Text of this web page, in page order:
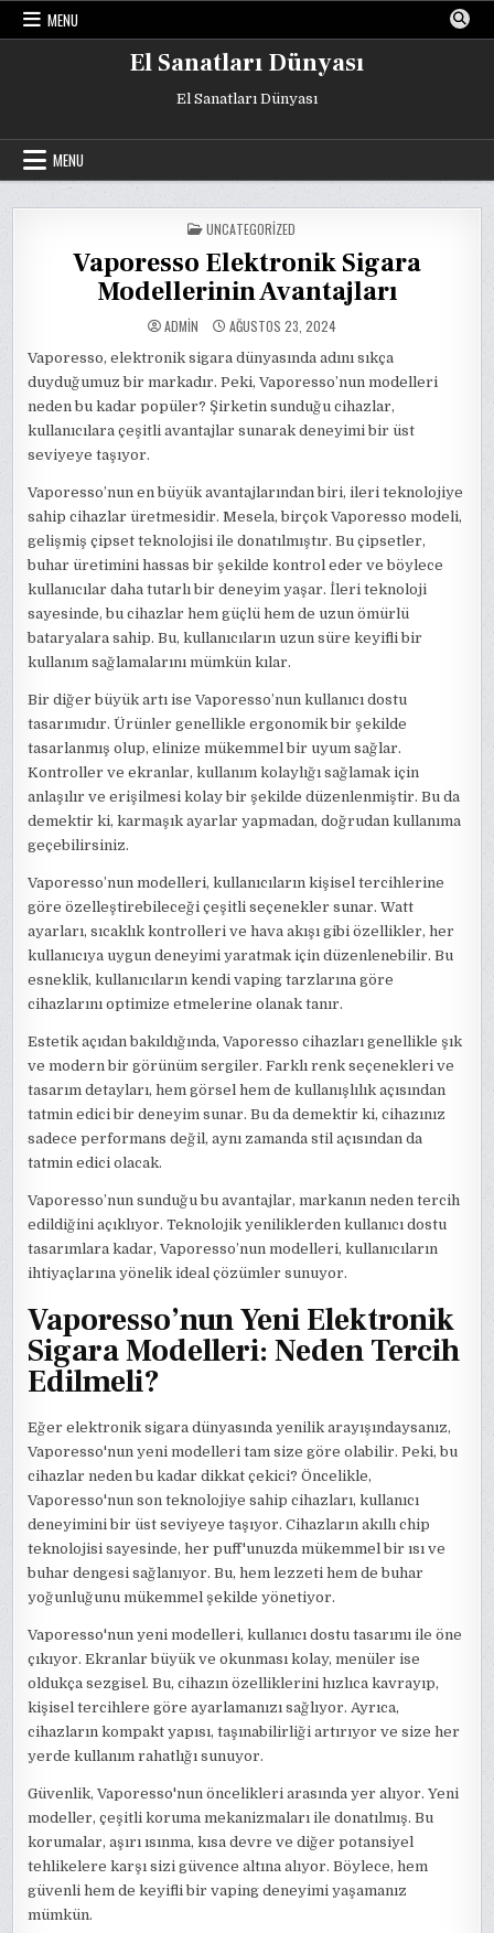
Skip
MENU
El Sanatları Dünyası
El Sanatları Dünyası
MENU
POSTED
IN
UNCATEGORIZED
Vaporesso Elektronik Sigara
Modellerinin Avantajları
ADMIN AĞUSTOS 23, 2024
Vaporesso, elektronik sigara dünyasında adını sıkça
duyduğumuz bir markadır. Peki, Vaporesso’nun modelleri
neden bu kadar popüler? Şirketin sunduğu cihazlar,
kullanıcılara çeşitli avantajlar sunarak deneyimi bir üst
seviyeye taşıyor.
Vaporesso’nun en büyük avantajlarından biri, ileri teknolojiye
sahip cihazlar üretmesidir. Mesela, birçok Vaporesso modeli,
gelişmiş çipset teknolojisi ile donatılmıştır. Bu çipsetler,
buhar üretimini hassas bir şekilde kontrol eder ve böylece
kullanıcılar daha tutarlı bir deneyim yaşar. İleri teknoloji
sayesinde, bu cihazlar hem güçlü hem de uzun ömürlü
bataryalara sahip. Bu, kullanıcıların uzun süre keyifli bir
kullanım sağlamalarını mümkün kılar.
Bir diğer büyük artı ise Vaporesso’nun kullanıcı dostu
tasarımıdır. Ürünler genellikle ergonomik bir şekilde
tasarlanmış olup, elinize mükemmel bir uyum sağlar.
Kontroller ve ekranlar, kullanım kolaylığı sağlamak için
anlaşılır ve erişilmesi kolay bir şekilde düzenlenmiştir. Bu da
demektir ki, karmaşık ayarlar yapmadan, doğrudan kullanıma
geçebilirsiniz.
Vaporesso’nun modelleri, kullanıcıların kişisel tercihlerine
göre özelleştirebileceği çeşitli seçenekler sunar. Watt
ayarları, sıcaklık kontrolleri ve hava akışı gibi özellikler, her
kullanıcıya uygun deneyimi yaratmak için düzenlenebilir. Bu
esneklik, kullanıcıların kendi vaping tarzlarına göre
cihazlarını optimize etmelerine olanak tanır.
Estetik açıdan bakıldığında, Vaporesso cihazları genellikle şık
ve modern bir görünüm sergiler. Farklı renk seçenekleri ve
tasarım detayları, hem görsel hem de kullanışlılık açısından
tatmin edici bir deneyim sunar. Bu da demektir ki, cihazınız
sadece performans değil, aynı zamanda stil açısından da
tatmin edici olacak.
Vaporesso’nun sunduğu bu avantajlar, markanın neden tercih
edildiğini açıklıyor. Teknolojik yeniliklerden kullanıcı dostu
tasarımlara kadar, Vaporesso’nun modelleri, kullanıcıların
ihtiyaçlarına yönelik ideal çözümler sunuyor.
Vaporesso’nun Yeni Elektronik
Sigara Modelleri: Neden Tercih
Edilmeli?
Eğer elektronik sigara dünyasında yenilik arayışındaysanız,
Vaporesso'nun yeni modelleri tam size göre olabilir. Peki, bu
cihazlar neden bu kadar dikkat çekici? Öncelikle,
Vaporesso'nun son teknolojiye sahip cihazları, kullanıcı
deneyimini bir üst seviyeye taşıyor. Cihazların akıllı chip
teknolojisi sayesinde, her puff'unuzda mükemmel bir ısı ve
buhar dengesi sağlanıyor. Bu, hem lezzeti hem de buhar
yoğunluğunu mükemmel şekilde yönetiyor.
Vaporesso'nun yeni modelleri, kullanıcı dostu tasarımı ile öne
çıkıyor. Ekranlar büyük ve okunması kolay, menüler ise
oldukça sezgisel. Bu, cihazın özelliklerini hızlıca kavrayıp,
kişisel tercihlere göre ayarlamanızı sağlıyor. Ayrıca,
cihazların kompakt yapısı, taşınabilirliği artırıyor ve size her
yerde kullanım rahatlığı sunuyor.
Güvenlik, Vaporesso'nun öncelikleri arasında yer alıyor. Yeni
modeller, çeşitli koruma mekanizmaları ile donatılmış. Bu
korumalar, aşırı ısınma, kısa devre ve diğer potansiyel
tehlikelere karşı sizi güvence altına alıyor. Böylece, hem
güvenli hem de keyifli bir vaping deneyimi yaşamanız
mümkün.